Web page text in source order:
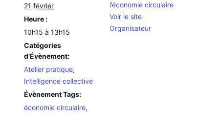
21 février
Heure :
10h15 à 13h15
Catégories
d’Évènement:
Atelier pratique,
Intelligence collective
Évènement Tags:
économie circulaire,
l’économie circulaire
Voir le site
Organisateur